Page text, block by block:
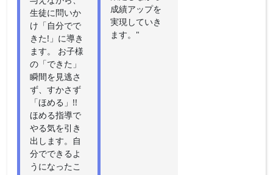
生徒に問いか
け「自分でで
きた!」に導き
ます。 お子様
の「できた」
瞬間を見逃さ
ず、すかさず
「ほめる」!!
ほめる指導で
やる気を引き
出します。自
分でできるよ
うになったこ
成績アップを
実現していき
ます。"